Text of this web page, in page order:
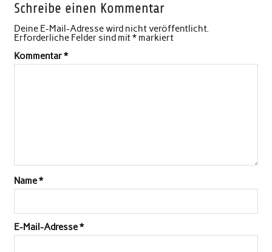
Schreibe einen Kommentar
Deine E-Mail-Adresse wird nicht veröffentlicht.
Erforderliche Felder sind mit*markiert
Kommentar*
Name*
E-Mail-Adresse*